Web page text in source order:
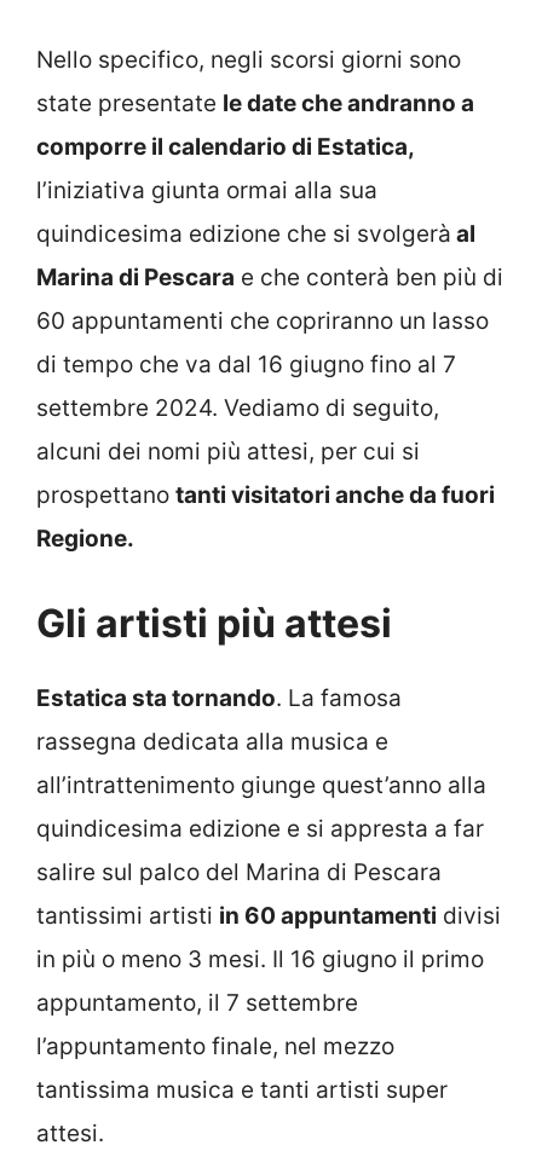
Nello specifico, negli scorsi giorni sono
state presentate le date che andranno a
comporre il calendario di Estatica,
l’iniziativa giunta ormai alla sua
quindicesima edizione che si svolgerà al
Marina di Pescara e che conterà ben più di
60 appuntamenti che copriranno un lasso
di tempo che va dal 16 giugno fino al 7
settembre 2024. Vediamo di seguito,
alcuni dei nomi più attesi, per cui si
prospettano tanti visitatori anche da fuori
Regione.
Gli artisti più attesi
Estatica sta tornando. La famosa
rassegna dedicata alla musica e
all’intrattenimento giunge quest’anno alla
quindicesima edizione e si appresta a far
salire sul palco del Marina di Pescara
tantissimi artisti in 60 appuntamenti divisi
in più o meno 3 mesi. Il 16 giugno il primo
appuntamento, il 7 settembre
l’appuntamento finale, nel mezzo
tantissima musica e tanti artisti super
attesi.